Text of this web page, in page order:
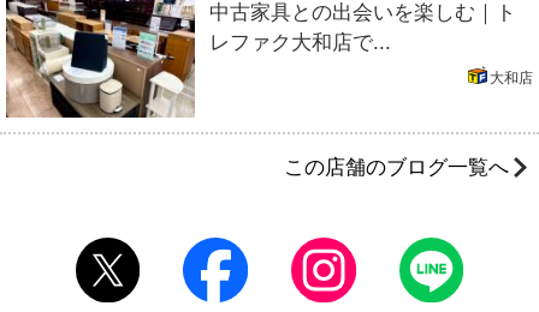
中古家具との出会いを楽しむ｜ト
レファク大和店で...
大和店
この店舗のブログ一覧へ